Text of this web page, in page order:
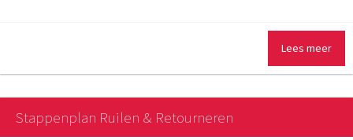
Lees meer
Stappenplan Ruilen & Retourneren